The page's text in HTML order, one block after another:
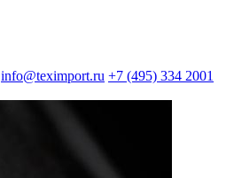
info@teximport.ru +7 (495) 334 2001